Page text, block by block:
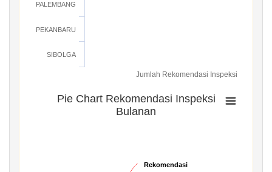
Jumlah Rekomendasi Inspeksi
PALEMBANG
PEKANBARU
SIBOLGA
Pie Chart Rekomendasi Inspeksi
Bulanan
Rekomendasi
Rekomendasi